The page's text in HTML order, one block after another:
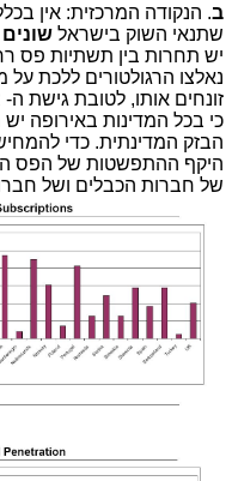
ב. הנקודה המרכזית: אין
שתנאי השוק בישראל
יש תחרות בין תשתיות פס
כי בכל המדינות באירופה
הבזק המדינתית. כדי
היקף ההתפשטות של הפס
של חברות הכבלים ושל